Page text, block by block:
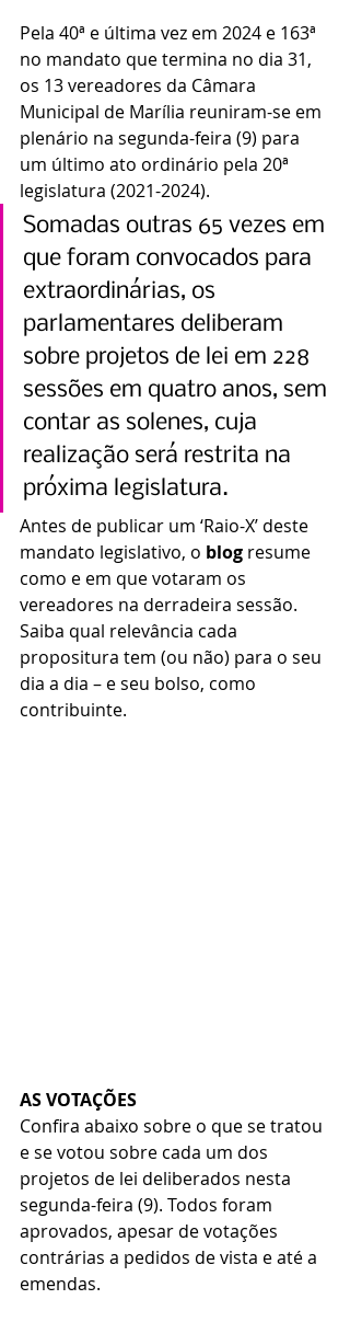
Pela 40ª e última vez em 2024 e 163ª
no mandato que termina no dia 31,
os 13 vereadores da Câmara
Municipal de Marília reuniram-se em
plenário na segunda-feira (9) para
um último ato ordinário pela 20ª
legislatura (2021-2024).
Somadas outras 65 vezes em
que foram convocados para
extraordinárias, os
parlamentares deliberam
sobre projetos de lei em 228
sessões em quatro anos, sem
contar as solenes, cuja
realização será restrita na
próxima legislatura.
Antes de publicar um ‘Raio-X’ deste
mandato legislativo, o blog resume
como e em que votaram os
vereadores na derradeira sessão.
Saiba qual relevância cada
propositura tem (ou não) para o seu
dia a dia – e seu bolso, como
contribuinte.
AS VOTAÇÕES
Confira abaixo sobre o que se tratou
e se votou sobre cada um dos
projetos de lei deliberados nesta
segunda-feira (9). Todos foram
aprovados, apesar de votações
contrárias a pedidos de vista e até a
emendas.